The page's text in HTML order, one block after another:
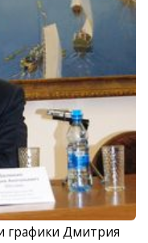
графики Дмитрия